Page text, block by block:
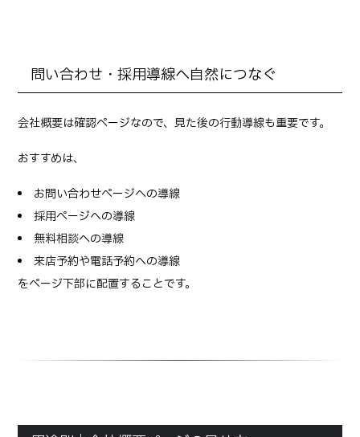
問い合わせ・採用導線へ自然につなぐ
会社概要は確認ページなので、見た後の行動導線も重要です。
おすすめは、
お問い合わせページへの導線
採用ページへの導線
無料相談への導線
来店予約や電話予約への導線
をページ下部に配置することです。